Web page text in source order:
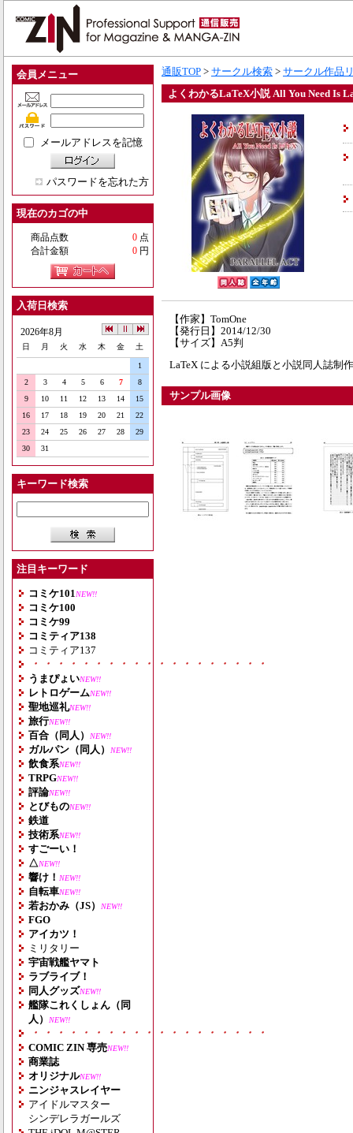
会員メニュー
メールアドレスを記憶
パスワードを忘れた方
現在のカゴの中
商品点数 0 点
合計金額
0 円
入荷日検索
2026年8月
日 月 火 水 木 金 土
1
2
3 4 5 6 7
8
9
10 11 12 13 14
15
16
17 18 19 20 21
22
23
24 25 26 27 28
29
30
31
キーワード検索
注目キーワード
コミケ101 NEW!!
コミケ100
コミケ99
コミティア138
コミティア137
・・・・・・・・・・・・・・・・・・・
うまぴょいNEW!!
レトロゲームNEW!!
聖地巡礼NEW!!
旅行NEW!!
百合（同人） NEW!!
ガルパン（同人） NEW!!
飲食系NEW!!
TRPGNEW!!
評論NEW!!
とびものNEW!!
鉄道
技術系NEW!!
すごーい！
△NEW!!
響け！ NEW!!
自転車NEW!!
若おかみ（JS） NEW!!
FGO
アイカツ！
ミリタリー
宇宙戦艦ヤマト
ラブライブ！
同人グッズNEW!!
艦隊これくしょん（同
人）
NEW!!
・・・・・・・・・・・・・・・・・・・
COMIC ZIN 専売NEW!!
商業誌
オリジナルNEW!!
ニンジャスレイヤー
アイドルマスター
シンデレラガールズ
通販TOP > サークル検索 > サークル作品
よくわかるLaTeX小説 All You Need Is
【作家】TomOne
【発行日】2014/12/30
【サイズ】A5判
LaTeX による小説組版と小説同人誌制
サンプル画像